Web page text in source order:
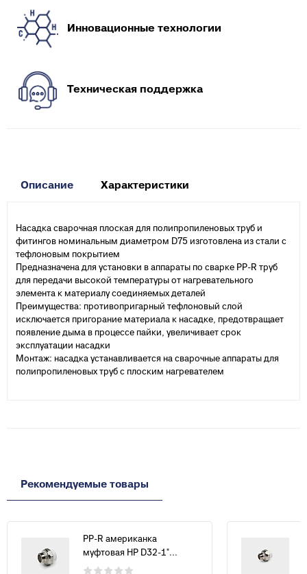
Инновационные технологии
Техническая поддержка
Описание Характеристики
Насадка сварочная плоская для полипропиленовых труб и
фитингов номинальным диаметром D75 изготовлена из стали с
тефлоновым покрытием
Предназначена для установки в аппараты по сварке PP-R труб
для передачи высокой температуры от нагревательного
элемента к материалу соединяемых деталей
Преимущества: противопригарный тефлоновый слой
исключается пригорание материала к насадке, предотвращает
появление дыма в процессе пайки, увеличивает срок
эксплуатации насадки
Монтаж: насадка устанавливается на сварочные аппараты для
полипропиленовых труб с плоским нагревателем
Рекомендуемые товары
PP-R американка
муфтовая НР D32-1"...